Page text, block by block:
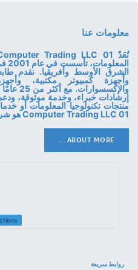
معلومات عنا
الشرق الأوسط وأفريقيا. نقدم
وأجهزة كمبيوتر مكتبية،
إرشادات خبراء، وخدمة موثوقة،
منتجات تكنولوجيا المعلومات أو
01 Computer Trading LLC هو شريكك الموثوق في التكنولوجيا.
ABOUT MORE ...
روابط سريعة